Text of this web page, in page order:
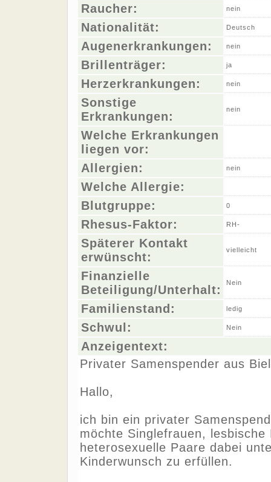
Raucher:
nein
Nationalität: Deutsch
Augenerkrankungen: nein
Brillenträger: ja
Herzerkrankungen: nein
Sonstige
Erkrankungen:
nein
Welche Erkrankungen
liegen vor:
Allergien:
nein
Welche Allergie:
Blutgruppe:
0
Rhesus-Faktor: RH-
Späterer Kontakt
erwünscht:
vielleicht
Finanzielle
Beteiligung/Unterhalt:
Nein
Familienstand: ledig
Schwul: Nein
Anzeigentext:
Privater Samenspender aus
Hallo,
ich bin ein privater
möchte Singlefrauen, lesbische
heterosexuelle Paare dabei
Kinderwunsch zu erfüllen.